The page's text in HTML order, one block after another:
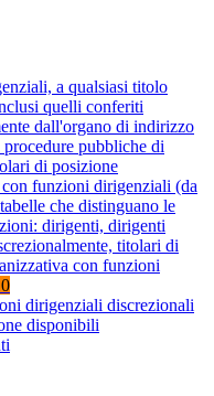
a qualsiasi titolo
quelli conferiti
dall'organo di indirizzo
pubbliche di
di posizione
funzioni dirigenziali (da
che distinguano le
dirigenti, dirigenti
titolari di
con funzioni
dirigenziali discrezionali
disponibili